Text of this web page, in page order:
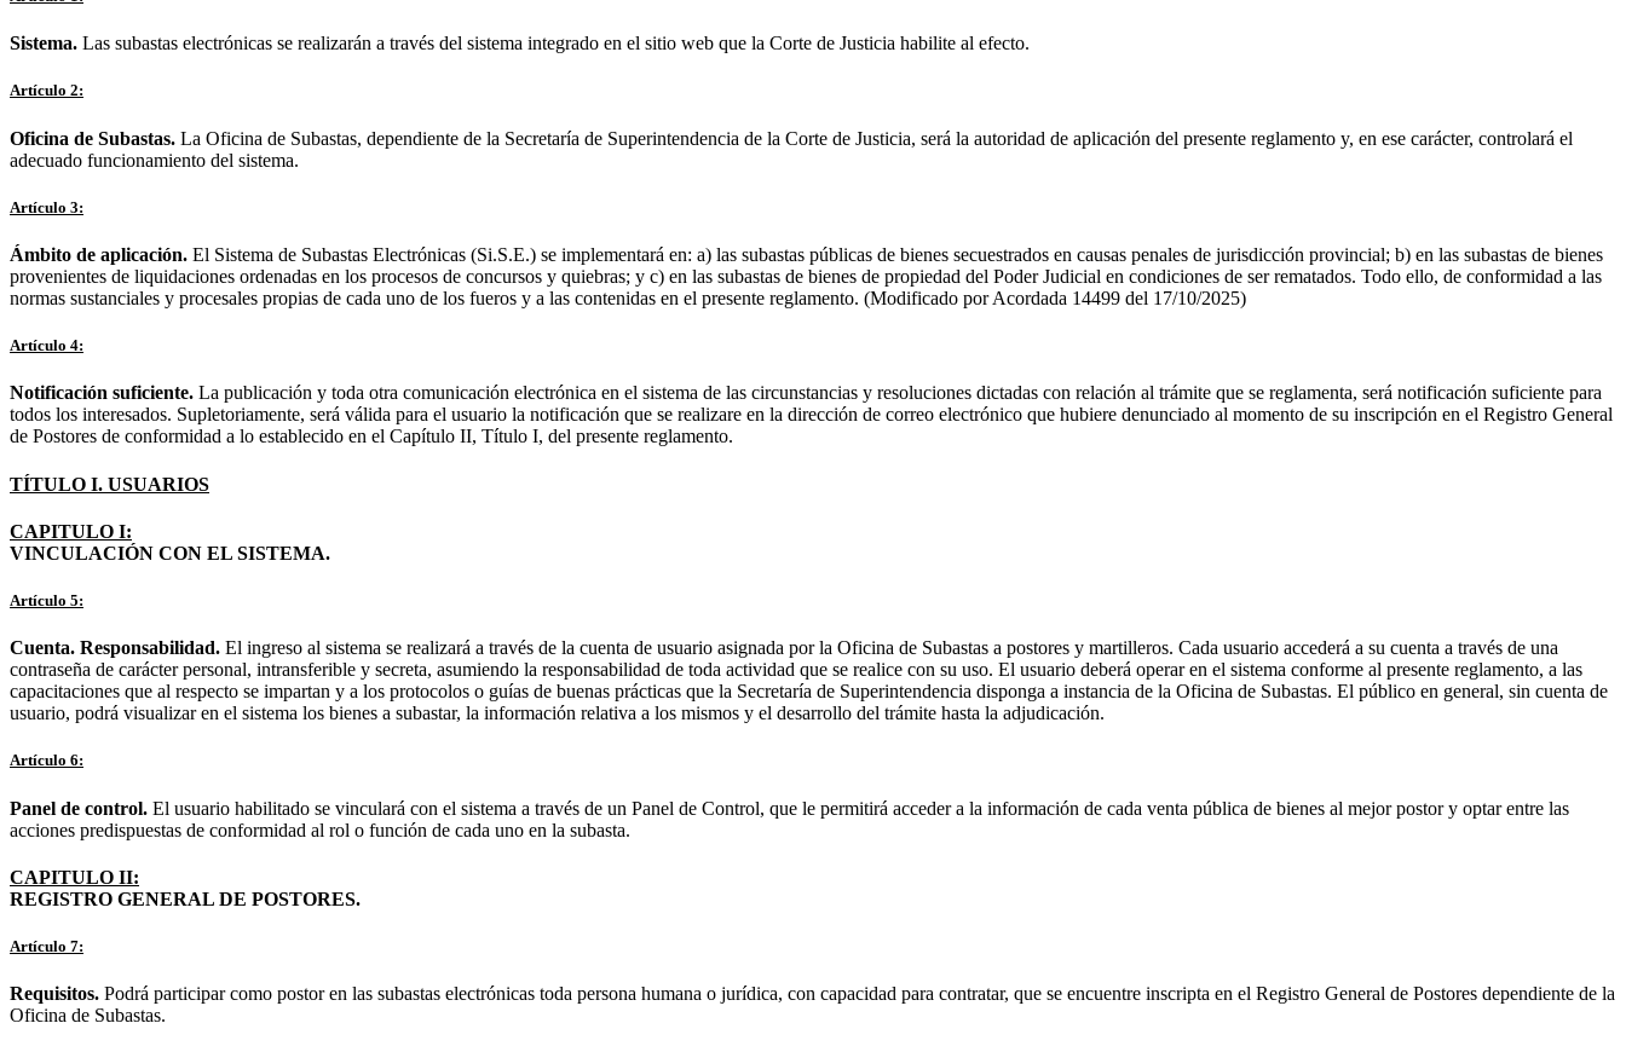
Sistema. Las subastas electrónicas se realizarán a través del sistema integrado en el sitio web que la Corte de Justicia habilite al efecto.
Artículo 2:
Oficina de Subastas. La Oficina de Subastas, dependiente de la Secretaría de Superintendencia de la Corte de Justicia, será la autoridad de aplicación del presente reglamento y, en ese carácter, controlará el
adecuado funcionamiento del sistema.
Artículo 3:
Ámbito de aplicación. El Sistema de Subastas Electrónicas (Si.S.E.) se implementará en: a) las subastas públicas de bienes secuestrados en causas penales de jurisdicción provincial; b) en las subastas de bienes
provenientes de liquidaciones ordenadas en los procesos de concursos y quiebras; y c) en las subastas de bienes de propiedad del Poder Judicial en condiciones de ser rematados. Todo ello, de conformidad a las
normas sustanciales y procesales propias de cada uno de los fueros y a las contenidas en el presente reglamento. (Modificado por Acordada 14499 del 17/10/2025)
Artículo 4:
Notificación suficiente. La publicación y toda otra comunicación electrónica en el sistema de las circunstancias y resoluciones dictadas con relación al trámite que se reglamenta, será notificación suficiente para
todos los interesados. Supletoriamente, será válida para el usuario la notificación que se realizare en la dirección de correo electrónico que hubiere denunciado al momento de su inscripción en el Registro General
de Postores de conformidad a lo establecido en el Capítulo II, Título I, del presente reglamento.
TÍTULO I. USUARIOS
CAPITULO I:
VINCULACIÓN CON EL SISTEMA.
Artículo 5:
Cuenta. Responsabilidad. El ingreso al sistema se realizará a través de la cuenta de usuario asignada por la Oficina de Subastas a postores y martilleros. Cada usuario accederá a su cuenta a través de una
contraseña de carácter personal, intransferible y secreta, asumiendo la responsabilidad de toda actividad que se realice con su uso. El usuario deberá operar en el sistema conforme al presente reglamento, a las
capacitaciones que al respecto se impartan y a los protocolos o guías de buenas prácticas que la Secretaría de Superintendencia disponga a instancia de la Oficina de Subastas. El público en general, sin cuenta de
usuario, podrá visualizar en el sistema los bienes a subastar, la información relativa a los mismos y el desarrollo del trámite hasta la adjudicación.
Artículo 6:
Panel de control. El usuario habilitado se vinculará con el sistema a través de un Panel de Control, que le permitirá acceder a la información de cada venta pública de bienes al mejor postor y optar entre las
acciones predispuestas de conformidad al rol o función de cada uno en la subasta.
CAPITULO II:
REGISTRO GENERAL DE POSTORES.
Artículo 7:
Requisitos. Podrá participar como postor en las subastas electrónicas toda persona humana o jurídica, con capacidad para contratar, que se encuentre inscripta en el Registro General de Postores dependiente de la
Oficina de Subastas.